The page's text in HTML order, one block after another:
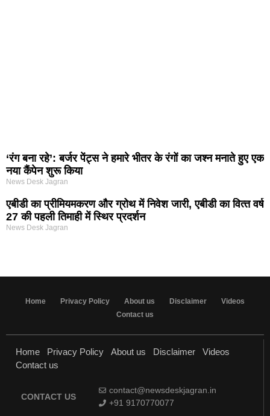
‘रंग बना रहे’: बर्जर पेंट्स ने हमारे भीतर के रंगों का जश्न मनाते हुए एक
नया कैंपेन शुरू किया
News Desk Jagran
एबीडी का प्रीमियमकरण और ग्रोथ में निवेश जारी, एबीडी का वित्‍त वर्ष
27 की पहली तिमाही में स्थिर प्रदर्शन
News Desk Jagran
Home Privacy Policy About us Disclaimer
Videos
Contact us
Home Privacy Policy About us Disclaimer
Videos
Contact us
CONTACT US
contact@newsdeskjagran.in
+91 9170770077